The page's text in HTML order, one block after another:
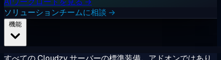
ソリューションチームに相談 →